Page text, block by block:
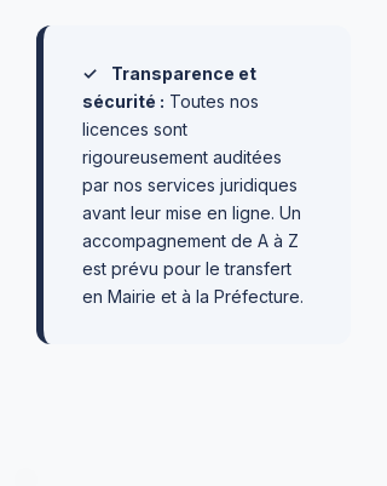
✓
Transparence et
sécurité : Toutes nos
licences sont
rigoureusement auditées
par nos services juridiques
avant leur mise en ligne. Un
accompagnement de A à Z
est prévu pour le transfert
en Mairie et à la Préfecture.